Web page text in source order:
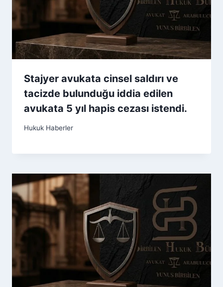
Stajyer avukata cinsel saldırı ve
tacizde bulunduğu iddia edilen
avukata 5 yıl hapis cezası istendi.
Hukuk Haberler